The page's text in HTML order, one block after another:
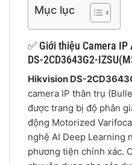
Mục lục
✅ Giới thiệu Camera
DS-2CD3643G2-
Hikvision DS-
camera IP thân trụ
được trang bị độ phân
động Motorized
nghệ AI Deep Learning
phương tiện chính xác.